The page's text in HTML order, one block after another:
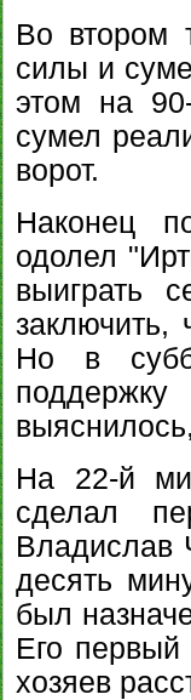
Во втором
силы и
этом на
сумел
ворот.
Наконец
одолел
выиграть
Но в
поддержку
На 22-й
сделал
Владислав
десять
был
Его
хозяев